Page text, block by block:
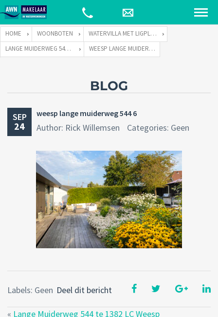
HOME WOONBOTEN
WATERVILLA MET LIGPLAATS
LANGE MUIDERWEG 544 TE 1382 LC WEESP
WEESP LANGE MUIDERWEG 544 6
BLOG
SEP
24
weesp lange muiderweg 544 6
Author: Rick Willemsen Categories: Geen
Deel dit bericht
Labels: Geen
« Lange Muiderweg 544 te 1382 LC Weesp